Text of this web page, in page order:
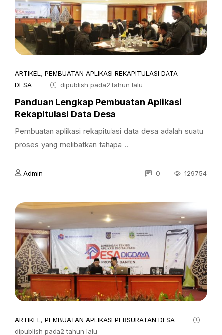
ARTIKEL , PEMBUATAN APLIKASI REKAPITULASI DATA
DESA
dipublish pada2 tahun lalu
Panduan Lengkap Pembuatan Aplikasi
Rekapitulasi Data Desa
Pembuatan aplikasi rekapitulasi data desa adalah suatu
proses yang melibatkan tahapa ..
Admin 0 129754
ARTIKEL , PEMBUATAN APLIKASI PERSURATAN DESA
dipublish pada2 tahun lalu